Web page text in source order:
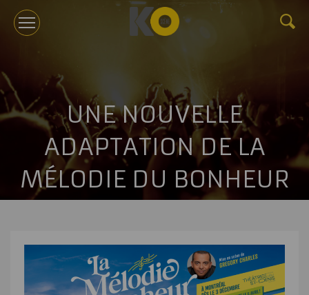
KOTV
À PROPOS
TOURNÉES
ÉVÉNEMENTS CORPORATIFS ET CONFÉRENCES
NOUVELLES
BILLETTERIE
UNE NOUVELLE
ADAPTATION DE LA
MÉLODIE DU BONHEUR